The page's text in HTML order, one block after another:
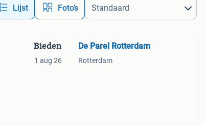
Lijst Foto’s
Bieden
1 aug 26
De Parel Rotterdam
Rotterdam